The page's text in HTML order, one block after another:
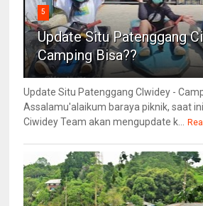
5
Update Situ Patenggang
Camping Bisa??
Update Situ Patenggang CIwidey -
Assalamu'alaikum baraya piknik, saat
Ciwidey Team akan mengupdate k...